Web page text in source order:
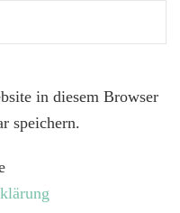
in diesem Browser
speichern.